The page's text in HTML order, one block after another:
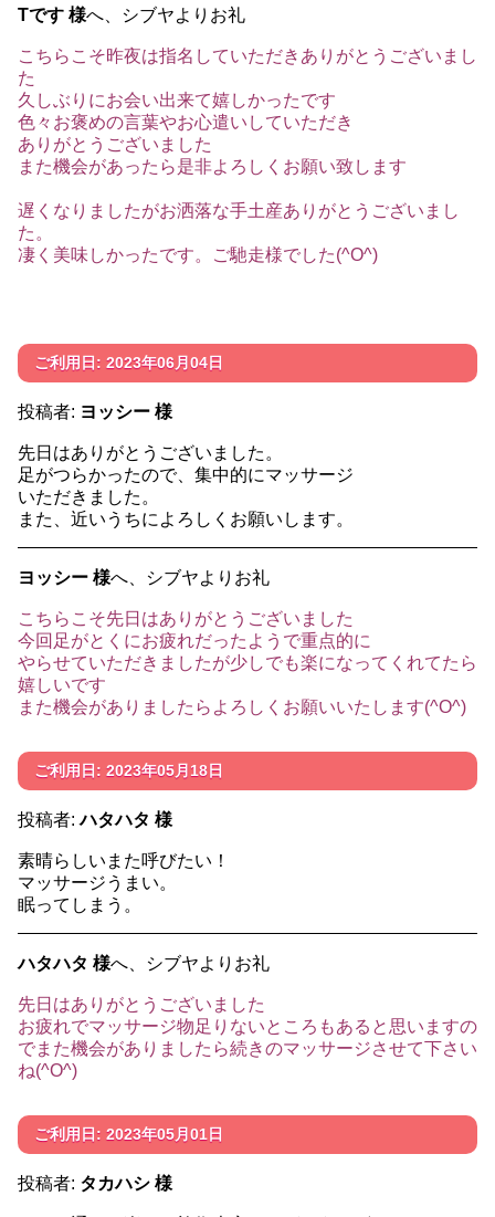
Tです 様へ、シブヤよりお礼
こちらこそ昨夜は指名していただきありがとうございまし
た
久しぶりにお会い出来て嬉しかったです
色々お褒めの言葉やお心遣いしていただき
ありがとうございました
また機会があったら是非よろしくお願い致します
遅くなりましたがお洒落な手土産ありがとうございまし
た。
凄く美味しかったです。ご馳走様でした(^O^)
ご利用日: 2023年06月04日
投稿者: ヨッシー 様
先日はありがとうございました。
足がつらかったので、集中的にマッサージ
いただきました。
また、近いうちによろしくお願いします。
ヨッシー 様へ、シブヤよりお礼
こちらこそ先日はありがとうございました
今回足がとくにお疲れだったようで重点的に
やらせていただきましたが少しでも楽になってくれてたら
嬉しいです
また機会がありましたらよろしくお願いいたします(^O^)
ご利用日: 2023年05月18日
投稿者:ハタハタ 様
素晴らしいまた呼びたい！
マッサージうまい。
眠ってしまう。
ハタハタ 様へ、シブヤよりお礼
先日はありがとうございました
お疲れでマッサージ物足りないところもあると思いますの
でまた機会がありましたら続きのマッサージさせて下さい
ね(^O^)
ご利用日: 2023年05月01日
投稿者: タカハシ 様